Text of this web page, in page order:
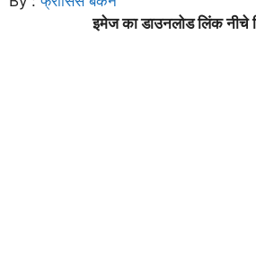
इमेज का डाउनलोड लिंक नीचे